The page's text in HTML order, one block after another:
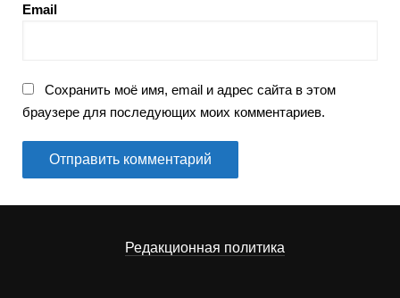
Email
Сохранить моё имя, email и адрес сайта в этом
браузере для последующих моих комментариев.
Редакционная политика